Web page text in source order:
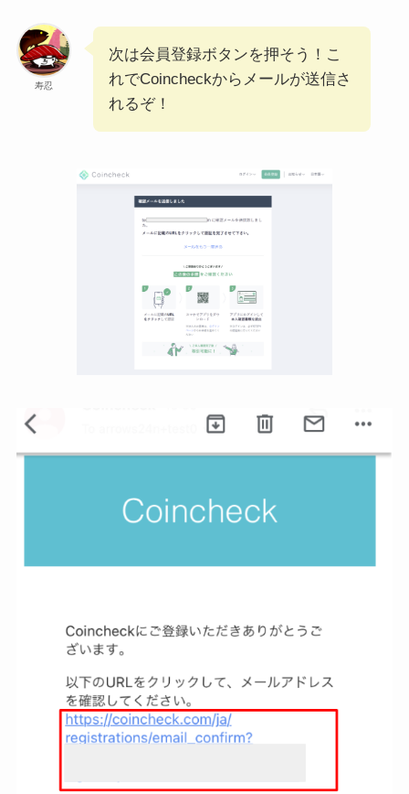
寿忍
次は会員登録ボタンを押そう！こ
れでCoincheckからメールが送信さ
れるぞ！